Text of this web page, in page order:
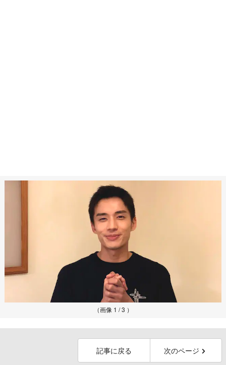
（画像 1 / 3 ）
記事に戻る 次のページ